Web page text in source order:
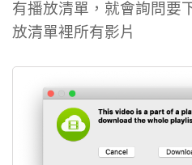
有播放清單，就會詢問要
放清單裡所有影片